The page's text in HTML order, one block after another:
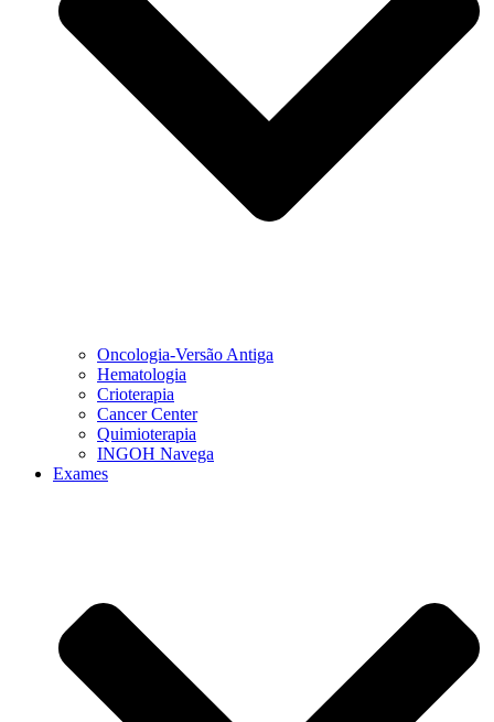
Oncologia-Versão Antiga
Hematologia
Crioterapia
Cancer Center
Quimioterapia
INGOH Navega
Exames